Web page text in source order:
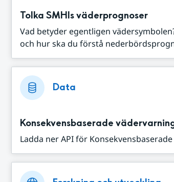
Tolka SMHIs väderprognoser
Vad betyder egentligen
och hur ska du förstå
Data
Konsekvensbaserade
Ladda ner API för